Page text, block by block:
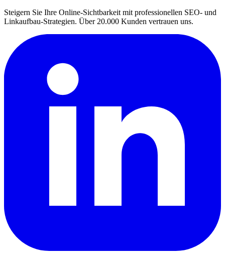
Steigern Sie Ihre Online-Sichtbarkeit mit professionellen SEO- und
Linkaufbau-Strategien. Über 20.000 Kunden vertrauen uns.